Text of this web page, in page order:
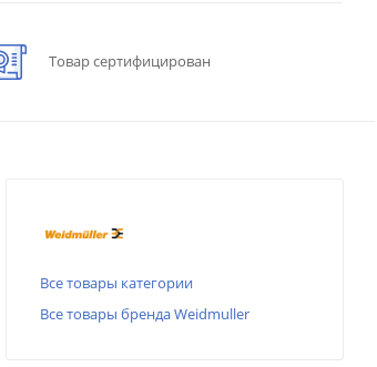
Товар сертифицирован
Все товары категории
Все товары бренда Weidmuller